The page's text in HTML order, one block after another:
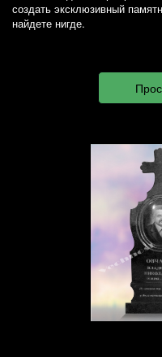
создать эксклюзивный
найдете нигде.